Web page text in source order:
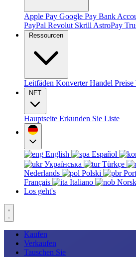
Apple Pay Google Pay Bank
PayPal Revolut Skrill AstroPay
Ressourcen
Leitfäden KonverterHandel Preise
NFT
Hauptseite Erkunden Sie Liste
English Español
Українська
Türkçe
Nederlands
Polski
Français
Italiano
Los geht's
Kaufen
Verkaufen
Tauschen Sie